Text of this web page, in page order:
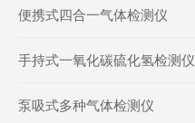
便携式四合一气体检测仪
手持式一氧化碳硫化氢检测仪
泵吸式多种气体检测仪